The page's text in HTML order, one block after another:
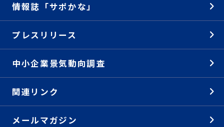
情報誌「サポかな」
プレスリリース
中小企業景気動向調査
関連リンク
メールマガジン